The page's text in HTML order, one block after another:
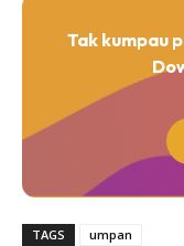
Tak kumpau
TAGS umpan